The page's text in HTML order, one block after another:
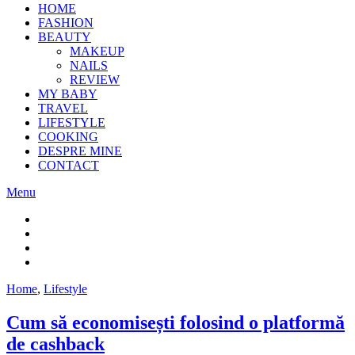
HOME
FASHION
BEAUTY
MAKEUP
NAILS
REVIEW
MY BABY
TRAVEL
LIFESTYLE
COOKING
DESPRE MINE
CONTACT
Menu
Home, Lifestyle
Cum să economisești folosind o platformă
de cashback